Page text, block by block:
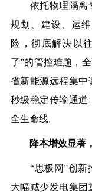
依托物理隔离专
规划、建设、运
险，彻底解决以
了”的管控难题，
省新能源远程集中
秒级稳定传输通道
全生命线。
降本增效显著
“思极网”创新推
大幅减少发电集团